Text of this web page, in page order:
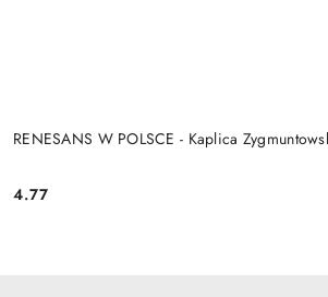
RENESANS W POLSCE - Kaplica
Cena:
4.77